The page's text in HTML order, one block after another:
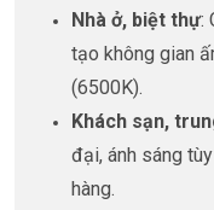
Nhà ở, biệt thự:
tạo không gian
(6500K).
Khách sạn,
đại, ánh sáng
hàng.